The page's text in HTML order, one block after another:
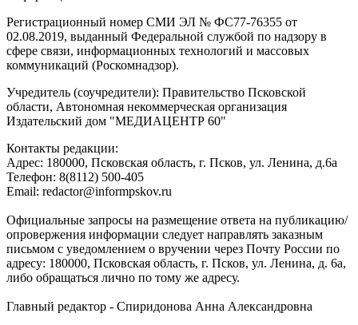
Регистрационный номер СМИ ЭЛ № ФС77-76355 от
02.08.2019, выданный Федеральной службой по надзору в
сфере связи, информационных технологий и массовых
коммуникаций (Роскомнадзор).
Учредитель (соучредители): Правительство Псковской
области, Автономная некоммерческая организация
Издательский дом "МЕДИАЦЕНТР 60"
Контакты редакции:
Адреc: 180000, Псковская область, г. Псков, ул. Ленина, д.6а
Телефон: 8(8112) 500-405
Email: redactor@informpskov.ru
Официальные запросы на размещение ответа на публикацию/
опровержения информации следует направлять заказным
письмом с уведомлением о вручении через Почту России по
адресу: 180000, Псковская область, г. Псков, ул. Ленина, д. 6а,
либо обращаться лично по тому же адресу.
Главный редактор - Спиридонова Анна Александровна